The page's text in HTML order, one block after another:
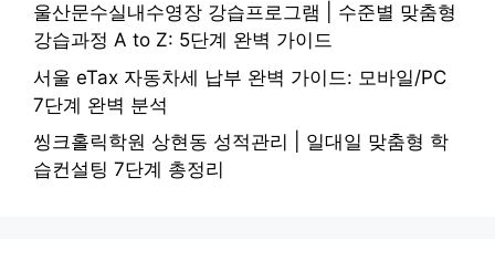
울산문수실내수영장 강습프로그램 | 수준별 맞춤형
강습과정 A to Z: 5단계 완벽 가이드
서울 eTax 자동차세 납부 완벽 가이드: 모바일/PC
7단계 완벽 분석
씽크홀릭학원 상현동 성적관리 | 일대일 맞춤형 학
습컨설팅 7단계 총정리